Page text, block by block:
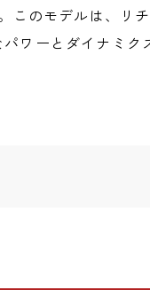
このモデルは、リ
ワーとダイナミク